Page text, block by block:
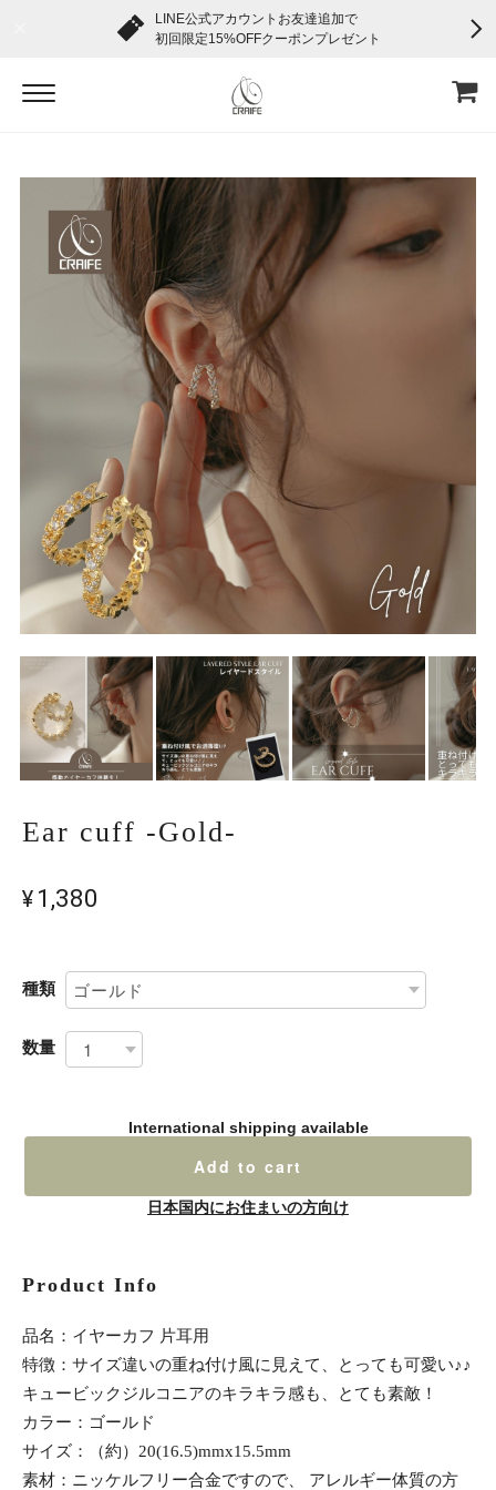
LINE公式アカウントお友達追加で
初回限定15%OFFクーポンプレゼント
Ear cuff -Gold-
¥1,380
種類
数量
International shipping available
Add to cart
日本国内にお住まいの方向け
Product Info
品名：イヤーカフ 片耳用
特徴：サイズ違いの重ね付け風に見えて、とっても可愛い♪♪
キュービックジルコニアのキラキラ感も、とても素敵！
カラー：ゴールド
サイズ：（約）20(16.5)mmx15.5mm
素材：ニッケルフリー合金ですので、 アレルギー体質の方